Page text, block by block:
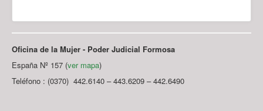
Oficina de la Mujer - Poder Judicial Formosa
España Nº 157 (ver mapa)
Teléfono : (0370) 442.6140 – 443.6209 – 442.6490